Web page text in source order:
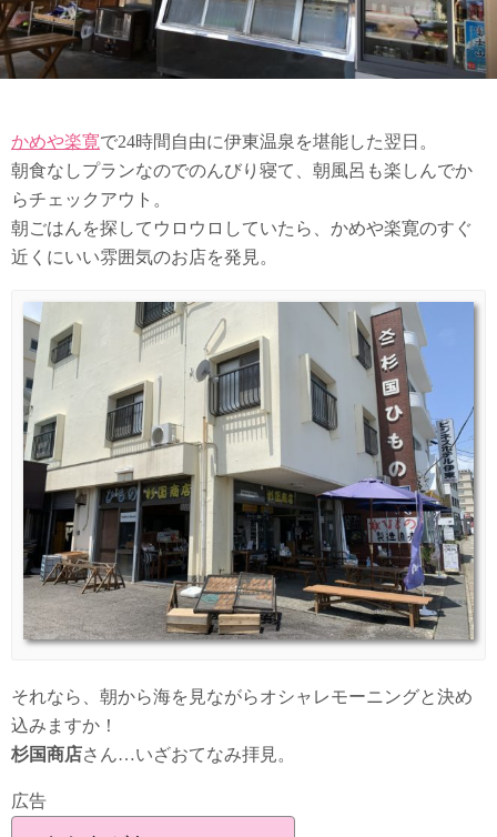
かめや楽寛で24時間自由に伊東温泉を堪能した翌日。
朝食なしプランなのでのんびり寝て、朝風呂も楽しんでか
らチェックアウト。
朝ごはんを探してウロウロしていたら、かめや楽寛のすぐ
近くにいい雰囲気のお店を発見。
それなら、朝から海を見ながらオシャレモーニングと決め
込みますか！
杉国商店さん…いざおてなみ拝見。
広告